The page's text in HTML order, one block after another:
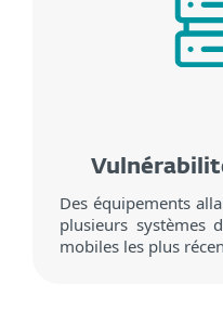
Des équipements
plusieurs systèmes
mobiles les plus